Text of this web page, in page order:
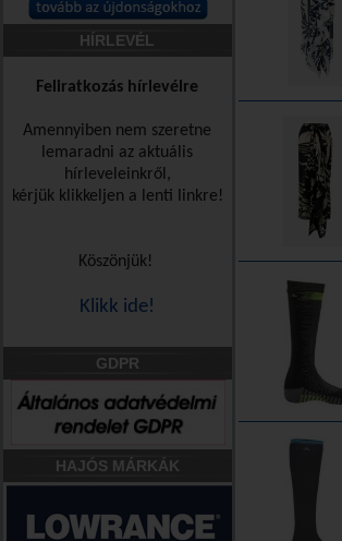
HÍRLEVÉL
Feliratkozás hírlevélre
Amennyiben nem szeretne
lemaradni az aktuális
hírleveleinkről,
kérjük klikkeljen a lenti linkre!
Köszönjük!
Klikk ide!
GDPR
HAJÓS MÁRKÁK